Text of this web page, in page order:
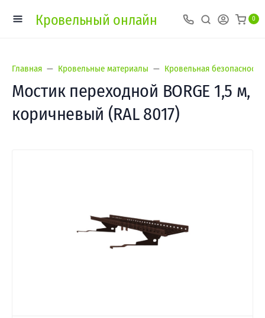
Кровельный онлайн 0
Главная Кровельные материалы Кровельная безопасность
Мостик переходной BORGE 1,5 м,
коричневый (RAL 8017)